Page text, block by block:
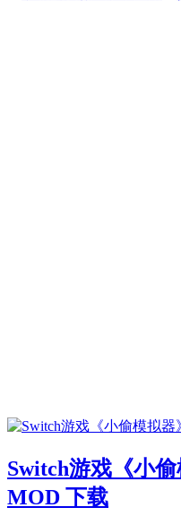
Switch游戏《小
MOD 下载